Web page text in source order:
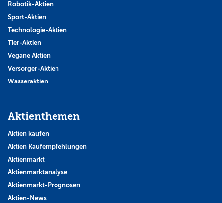
Robotik-Aktien
Sport-Aktien
Technologie-Aktien
Tier-Aktien
Vegane Aktien
Versorger-Aktien
Wasseraktien
Aktienthemen
Aktien kaufen
Aktien Kaufempfehlungen
Aktienmarkt
Aktienmarktanalyse
Aktienmarkt-Prognosen
Aktien-News